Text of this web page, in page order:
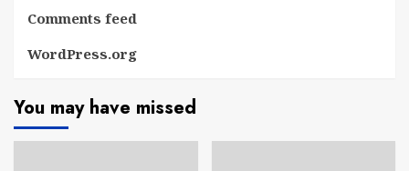
Comments feed
WordPress.org
You may have missed